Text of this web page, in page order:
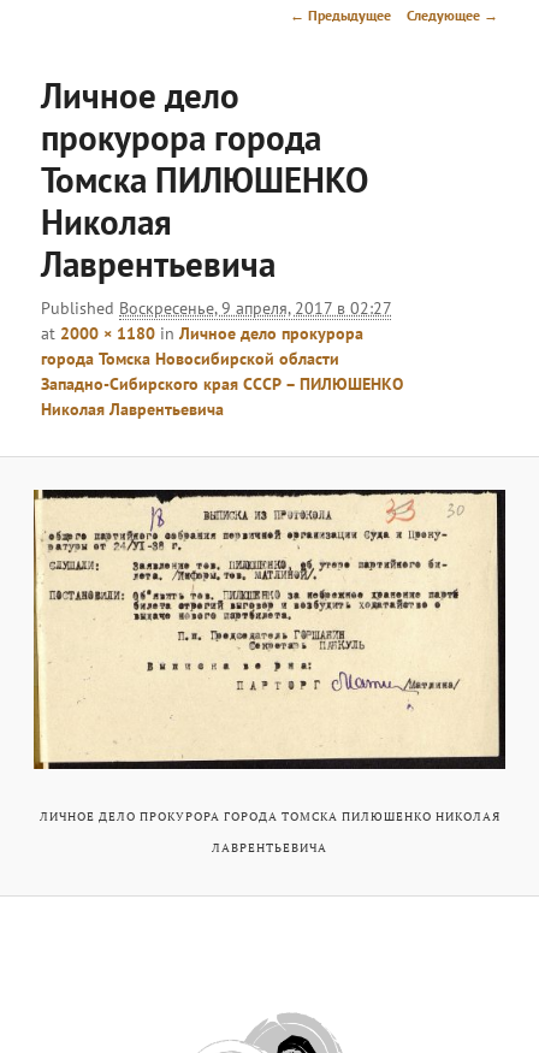
Навигация
← Предыдущее Следующее →
Личное дело
прокурора города
Томска ПИЛЮШЕНКО
Николая
Лаврентьевича
Published Воскресенье, 9 апреля, 2017 в 02:27
at 2000 × 1180 inЛичное дело прокурора
города Томска Новосибирской области
Западно-Сибирского края СССР – ПИЛЮШЕНКО
Николая Лаврентьевича
ЛИЧНОЕ ДЕЛО ПРОКУРОРА ГОРОДА ТОМСКА ПИЛЮШЕНКО НИКОЛАЯ
ЛАВРЕНТЬЕВИЧА